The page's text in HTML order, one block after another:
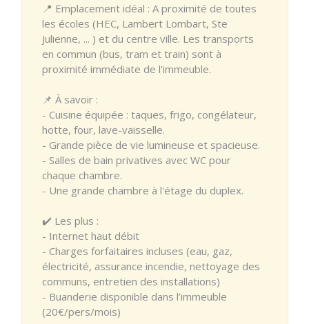
📍 Emplacement idéal : A proximité de toutes
les écoles (HEC, Lambert Lombart, Ste
Julienne, ... ) et du centre ville. Les transports
en commun (bus, tram et train) sont à
proximité immédiate de l'immeuble.
📌 À savoir :
- Cuisine équipée : taques, frigo, congélateur,
hotte, four, lave-vaisselle.
- Grande pièce de vie lumineuse et spacieuse.
- Salles de bain privatives avec WC pour
chaque chambre.
- Une grande chambre à l'étage du duplex.
✔️ Les plus :
- Internet haut débit
- Charges forfaitaires incluses (eau, gaz,
électricité, assurance incendie, nettoyage des
communs, entretien des installations)
- Buanderie disponible dans l’immeuble
(20€/pers/mois)